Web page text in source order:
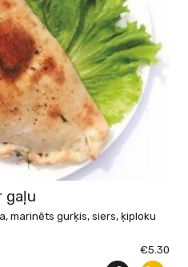
gaļu
marinēts gurķis, siers, ķiploku
€5.30